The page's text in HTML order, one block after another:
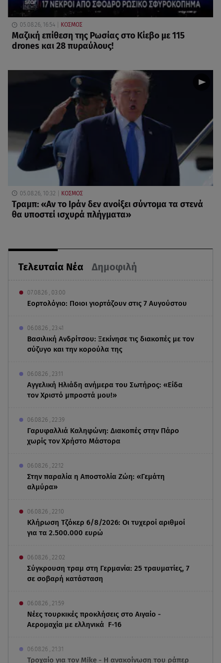
Τελευταία Νέα Δημοφιλή
07.08.26 , 03:00
Εορτολόγιο: Ποιοι γιορτάζουν στις 7 Αυγούστου
06.08.26 , 23:41
Βασιλική Ανδρίτσου: Ξεκίνησε τις διακοπές με τον
σύζυγο και την κορούλα της
06.08.26 , 23:11
Αγγελική Ηλιάδη ανήμερα του Σωτήρος: «Είδα
τον Χριστό μπροστά μου!»
06.08.26 , 22:39
Γαρυφαλλιά Καληφώνη: Διακοπές στην Πάρο
χωρίς τον Χρήστο Μάστορα
06.08.26 , 22:12
Στην παραλία η Αποστολία Ζώη: «Γεμάτη
αλμύρα»
06.08.26 , 22:10
Κλήρωση Τζόκερ 6/8/2026: Οι τυχεροί αριθμοί
για τα 2.500.000 ευρώ
06.08.26 , 22:02
Σύγκρουση τραμ στη Γερμανία: 25 τραυματίες, 7
σε σοβαρή κατάσταση
06.08.26 , 21:59
Νέες τουρκικές προκλήσεις στο Αιγαίο -
Αερομαχία με ελληνικά F-16
06.08.26 , 21:31
Τροχαίο για τον Mike - Η ανακοίνωση του ράπερ
05.08.26, 16:54 ΚΟΣΜΟΣ
Μαζική επίθεση της Ρωσίας στο Κίεβο με 115
drones και 28 πυραύλους!
05.08.26, 10:32 ΚΟΣΜΟΣ
Τραμπ: «Αν το Ιράν δεν ανοίξει σύντομα τα στενά
θα υποστεί ισχυρά πλήγματα»